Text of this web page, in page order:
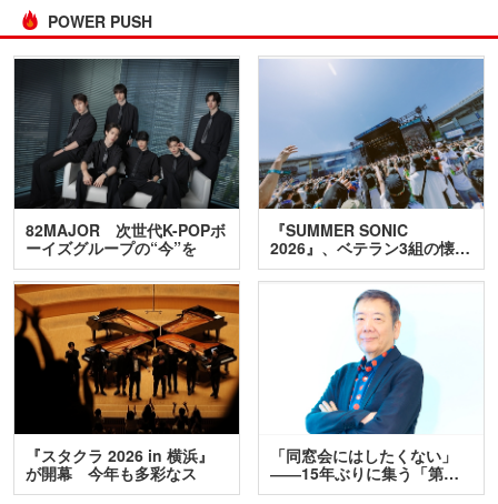
POWER PUSH
82MAJOR 次世代K-POPボ
ーイズグループの“今”を
訊…
『SUMMER SONIC
2026』、ベテラン3組の懐…
『スタクラ 2026 in 横浜』
が開幕 今年も多彩なス
テ…
「同窓会にはしたくない」
――15年ぶりに集う「第…